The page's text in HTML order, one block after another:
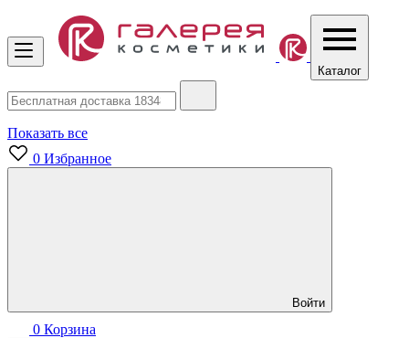
Каталог
Показать все
0 Избранное
Войти
0 Корзина